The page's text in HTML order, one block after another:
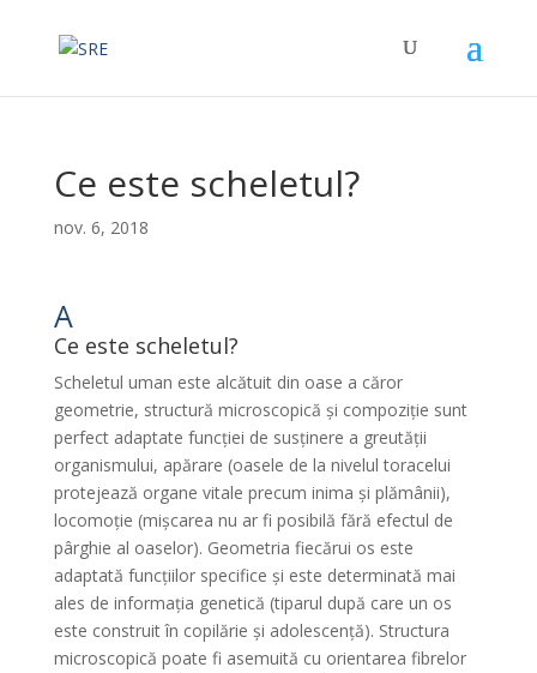
Ce este scheletul?
nov. 6, 2018
A
Ce este scheletul?
Scheletul uman este alcătuit din oase a căror
geometrie, structură microscopică și compoziție sunt
perfect adaptate funcției de susținere a greutății
organismului, apărare (oasele de la nivelul toracelui
protejează organe vitale precum inima și plămânii),
locomoție (mișcarea nu ar fi posibilă fără efectul de
pârghie al oaselor). Geometria fiecărui os este
adaptată funcțiilor specifice și este determinată mai
ales de informația genetică (tiparul după care un os
este construit în copilărie și adolescență). Structura
microscopică poate fi asemuită cu orientarea fibrelor